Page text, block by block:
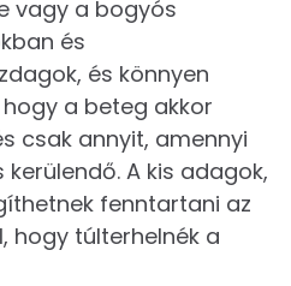
vagy a bogyós
és
és könnyen
a beteg akkor
csak annyit, amennyi
kerülendő. A kis adagok,
fenntartani az
hogy túlterhelnék a